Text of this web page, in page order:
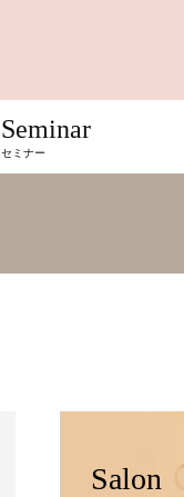
Seminar
セミナー
Salon